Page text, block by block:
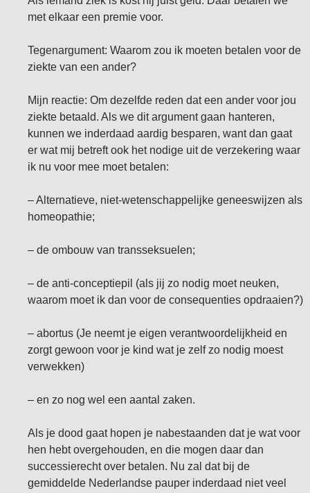
met elkaar een premie voor.
Tegenargument: Waarom zou ik moeten betalen voor de
ziekte van een ander?
Mijn reactie: Om dezelfde reden dat een ander voor jou
ziekte betaald. Als we dit argument gaan hanteren,
kunnen we inderdaad aardig besparen, want dan gaat
er wat mij betreft ook het nodige uit de verzekering waar
ik nu voor mee moet betalen:
– Alternatieve, niet-wetenschappelijke geneeswijzen als
homeopathie;
– de ombouw van transseksuelen;
– de anti-conceptiepil (als jij zo nodig moet neuken,
waarom moet ik dan voor de consequenties opdraaien?)
– abortus (Je neemt je eigen verantwoordelijkheid en
zorgt gewoon voor je kind wat je zelf zo nodig moest
verwekken)
– en zo nog wel een aantal zaken.
Als je dood gaat hopen je nabestaanden dat je wat voor
hen hebt overgehouden, en die mogen daar dan
successierecht over betalen. Nu zal dat bij de
gemiddelde Nederlandse pauper inderdaad niet veel